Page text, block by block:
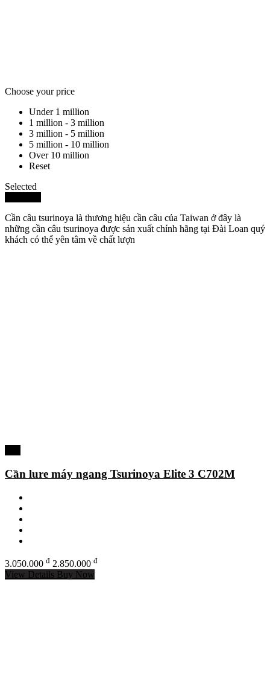
Choose your price
Under 1 million
1 million - 3 million
3 million - 5 million
5 million - 10 million
Over 10 million
Reset
Selected
Cần câu tsurinoya là thương hiệu cần câu của Taiwan ở đây là
những cần câu tsurinoya được sản xuất chính hãng tại Đài Loan quý
khách có thể yên tâm về chất lượn
Cần lure máy ngang Tsurinoya Elite 3 C702M
3.050.000 đ 2.850.000 đ
View Details Buy Now